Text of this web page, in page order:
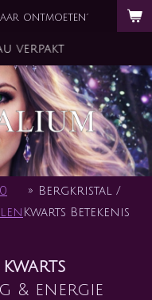
ontmoeten´
verpakt
»
Bergkristal /
Kwarts Betekenis
& energie